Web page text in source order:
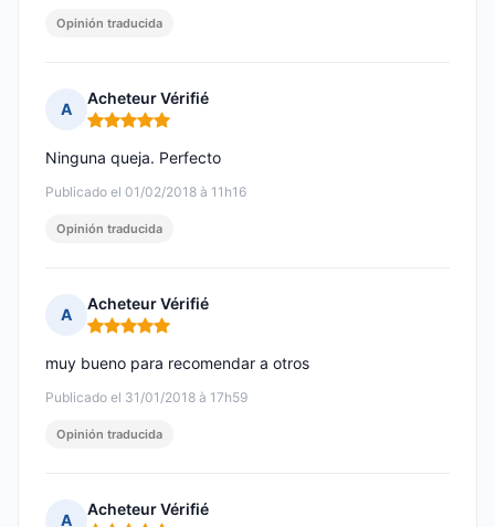
Opinión traducida
A
Acheteur Vérifié
Nota: 5 de 5
Publicado el 01/02/2018 à 11h16
Ninguna queja. Perfecto
Opinión traducida
A
Acheteur Vérifié
Nota: 5 de 5
Publicado el 31/01/2018 à 17h59
muy bueno para recomendar a otros
Opinión traducida
A
Acheteur Vérifié